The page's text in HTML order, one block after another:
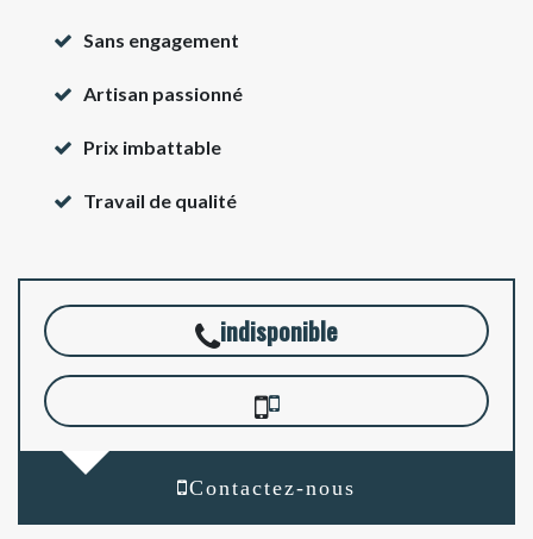
Sans engagement
Artisan passionné
Prix imbattable
Travail de qualité
indisponible
Contactez-nous